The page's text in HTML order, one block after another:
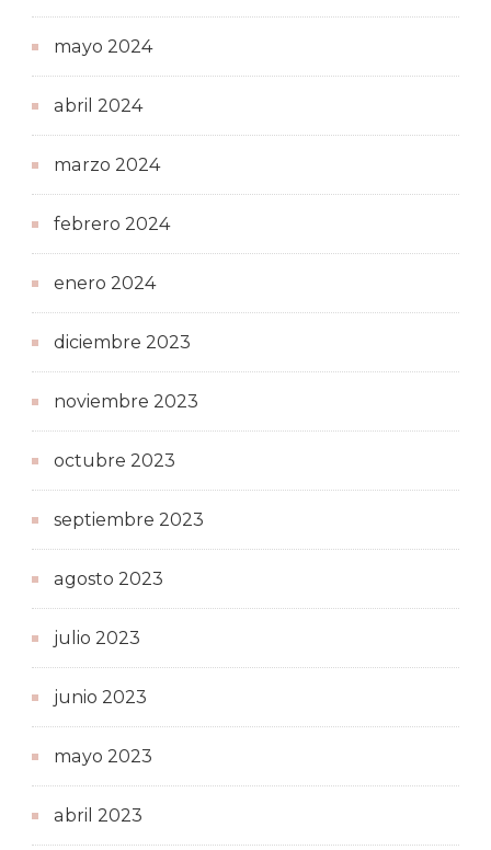
mayo 2024
abril 2024
marzo 2024
febrero 2024
enero 2024
diciembre 2023
noviembre 2023
octubre 2023
septiembre 2023
agosto 2023
julio 2023
junio 2023
mayo 2023
abril 2023